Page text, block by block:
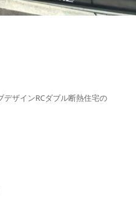
ザインRCダブル断熱住宅の